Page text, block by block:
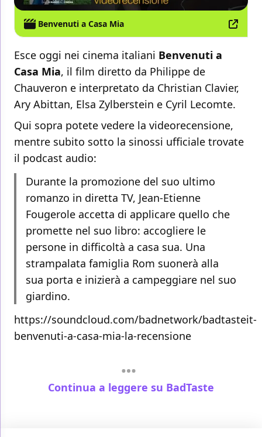
Benvenuti a Casa Mia
Esce oggi nei cinema italiani Benvenuti a
Casa Mia, il film diretto da Philippe de
Chauveron e interpretato da Christian Clavier,
Ary Abittan, Elsa Zylberstein e Cyril Lecomte.
Qui sopra potete vedere la videorecensione,
mentre subito sotto la sinossi ufficiale trovate
il podcast audio:
Durante la promozione del suo ultimo
romanzo in diretta TV, Jean-Etienne
Fougerole accetta di applicare quello che
promette nel suo libro: accogliere le
persone in difficoltà a casa sua. Una
strampalata famiglia Rom suonerà alla
sua porta e inizierà a campeggiare nel suo
giardino.
https://soundcloud.com/badnetwork/badtasteit-
benvenuti-a-casa-mia-la-recensione
Continua a leggere su BadTaste